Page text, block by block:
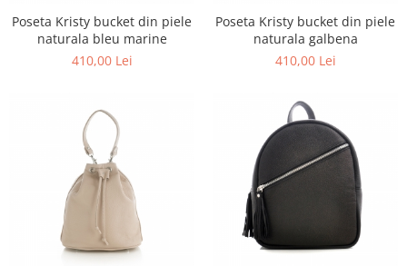
Poseta Kristy bucket din piele
naturala bleu marine
410,00 Lei
Poseta Kristy bucket din piele
naturala galbena
410,00 Lei